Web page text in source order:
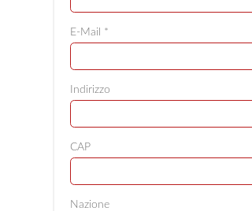
E-Mail *
Indirizzo
CAP
Nazione